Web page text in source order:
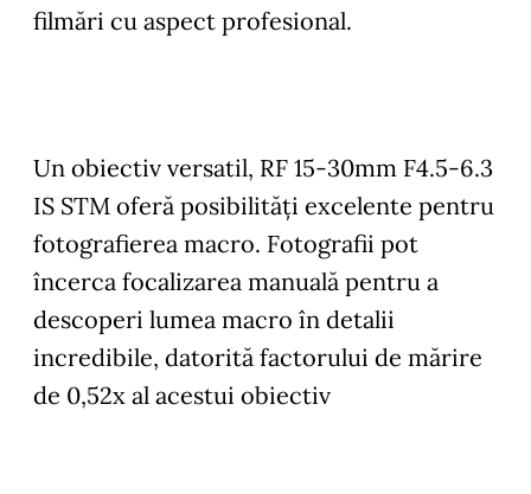
filmări cu aspect profesional.
Un obiectiv versatil, RF 15-30mm F4.5-6.3
IS STM oferă posibilităţi excelente pentru
fotografierea macro. Fotografii pot
încerca focalizarea manuală pentru a
descoperi lumea macro în detalii
incredibile, datorită factorului de mărire
de 0,52x al acestui obiectiv